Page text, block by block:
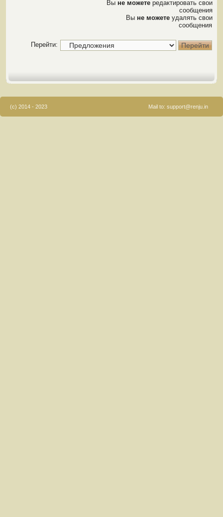
Вы не можете редактировать свои
сообщения
Вы не можете удалять свои
сообщения
Перейти:
(c) 2014 - 2023 Mail to: support@renju.in